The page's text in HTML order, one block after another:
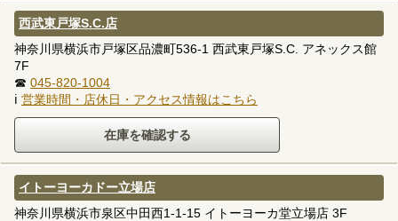
西武東戸塚S.C.店
神奈川県横浜市戸塚区品濃町536-1 西武東戸塚S.C. アネックス館
7F
☎ 045-820-1004
ℹ 営業時間・店休日・アクセス情報はこちら
イトーヨーカドー立場店
神奈川県横浜市泉区中田西1-1-15 イトーヨーカ堂立場店 3F